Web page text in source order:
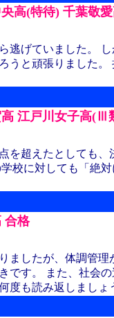
高(特待) 千葉敬
逃げていました。
うと頑張りました。
江戸川女子高(Ⅲ
を超えたとしても、
校に対しても「絶
合格
ましたが、体調管理
です。 また、社会
度も読み返しましょ